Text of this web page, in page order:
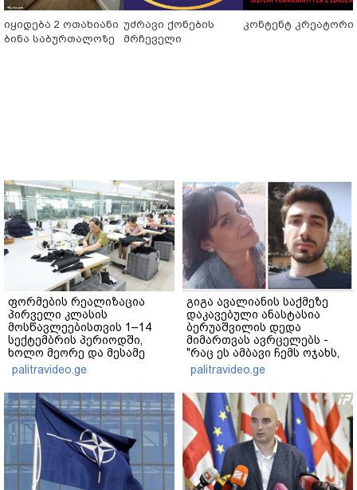
იყიდება 2 ოთახიანი
ბინა საბურთალოზე
უძრავი ქონების
მრჩეველი
კონტენტ კრეატორი
ფორმების რეალიზაცია
პირველი კლასის
მოსწავლეებისთვის 1–14
სექტემბრის პერიოდში,
ხოლო მეორე და მესამე
ეტაპებზე...
palitravideo.ge
გიგა ავალიანის საქმეზე
დაკავებული ანასტასია
ბერუაშვილის დედა
მიმართვას ავრცელებს -
"რაც ეს ამბავი ჩემს ოჯახს,
ჩემს ანასტასიას გადახდა
თავს, მის მერე მე მე არ
ვარ"
palitravideo.ge